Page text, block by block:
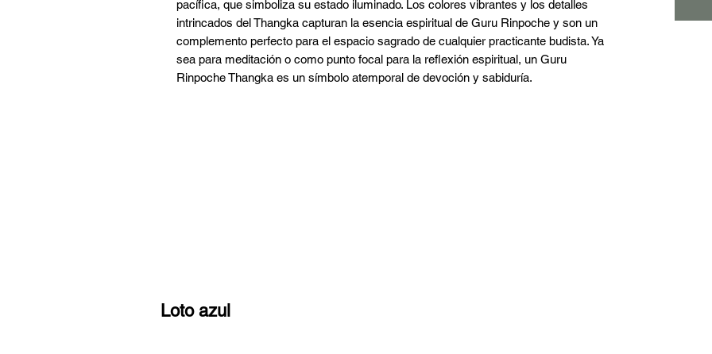
pacífica, que simboliza su estado iluminado. Los colores vibrantes y los detalles
intrincados del Thangka capturan la esencia espiritual de Guru Rinpoche y son un
complemento perfecto para el espacio sagrado de cualquier practicante budista. Ya
sea para meditación o como punto focal para la reflexión espiritual, un Guru
Rinpoche Thangka es un símbolo atemporal de devoción y sabiduría.
Loto azul